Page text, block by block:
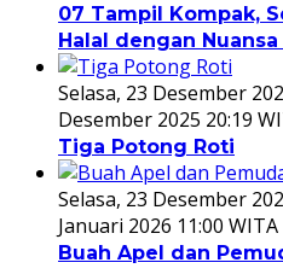
07 Tampil Kompak,
Halal dengan
Selasa, 23 Desember
Desember 2025 20:19
Tiga Potong Roti
Selasa, 23 Desember
Januari 2026 11:00 WITA
Buah Apel dan